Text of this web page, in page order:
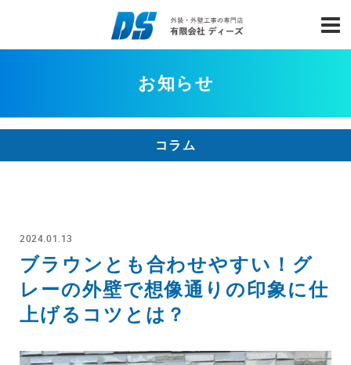
お知らせ
コラム
2024.01.13
ブラウンとも合わせやすい！グ
レーの外壁で想像通りの印象に仕
上げるコツとは？